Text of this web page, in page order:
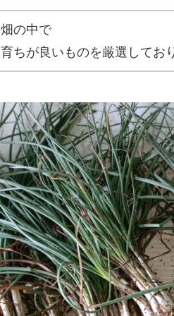
畑の中で
育ちが良いものを厳選してお